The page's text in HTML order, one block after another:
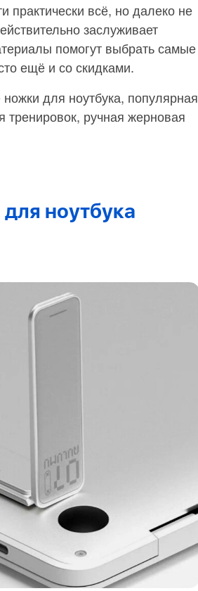
практически всё, но далеко не
заслуживает
помогут выбрать самые
ещё и со скидками.
для ноутбука, популярная
ручная жерновая
ноутбука